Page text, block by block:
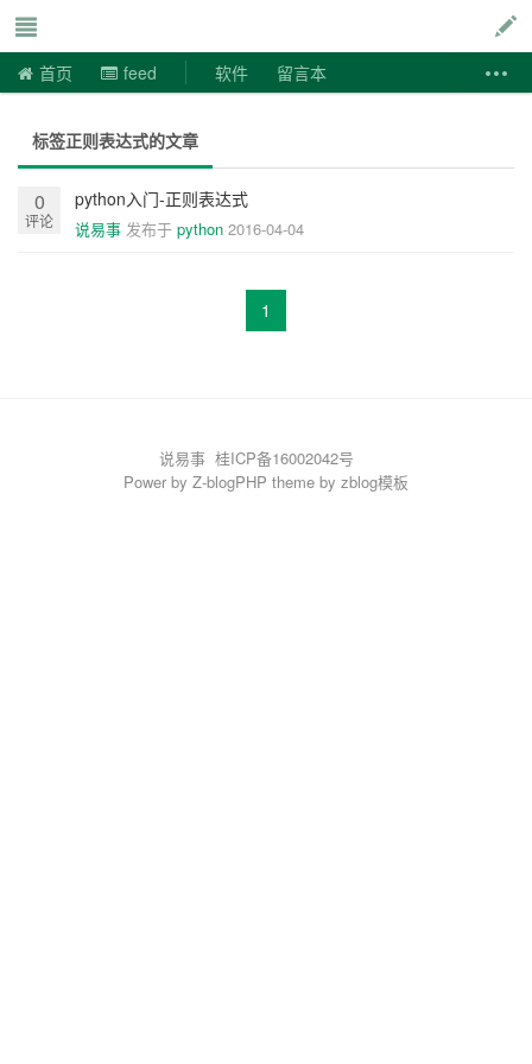
首页 feed 软件 留言本
标签正则表达式的文章
0
评论
python入门-正则表达式
说易事 发布于 python 2016-04-04
1
说易事 桂ICP备16002042号
Power by Z-blogPHP theme by zblog模板